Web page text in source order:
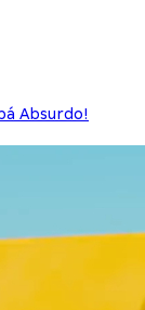
Absurdo!